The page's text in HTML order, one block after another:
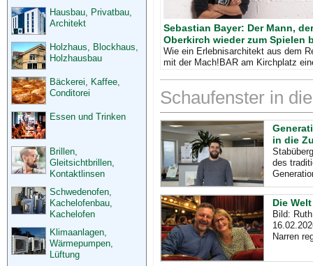
Hausbau, Privatbau,
Architekt
Holzhaus, Blockhaus,
Holzhausbau
Bäckerei, Kaffee,
Conditorei
Essen und Trinken
Brillen,
Gleitsichtbrillen,
Kontaktlinsen
Schwedenofen,
Kachelofenbau,
Kachelofen
Klimaanlagen,
Wärmepumpen,
Lüftung
Sebastian Bayer: Der Mann, der
Oberkirch wieder zum Spielen
Wie ein Erlebnisarchitekt aus dem
mit der Mach!BAR am Kirchplatz
Schaufenster in
in die
des
Die
Bild:
Narren